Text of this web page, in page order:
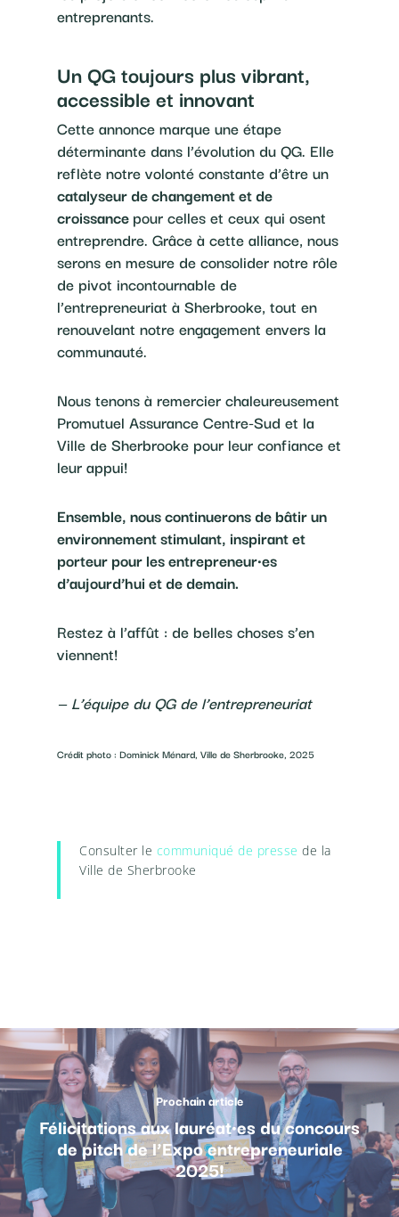
entreprenants.
Un QG toujours plus vibrant,
accessible et innovant
Cette annonce marque une étape
déterminante dans l’évolution du QG. Elle
reflète notre volonté constante d’être un
catalyseur de changement et de
croissancepour celles et ceux qui osent
entreprendre. Grâce à cette alliance, nous
serons en mesure de consolider notre rôle
de pivot incontournable de
l’entrepreneuriat à Sherbrooke, tout en
renouvelant notre engagement envers la
communauté.
Nous tenons à remercier chaleureusement
Promutuel Assurance Centre-Sud et la
Ville de Sherbrooke pour leur confiance et
leur appui!
Ensemble, nous continuerons de bâtir un
environnement stimulant, inspirant et
porteur pour les entrepreneur·es
d’aujourd’hui et de demain.
Restez à l’affût : de belles choses s’en
viennent!
— L’équipe du QG de l’entrepreneuriat
Crédit photo : Dominick Ménard, Ville de Sherbrooke, 2025
Consulter le communiqué de presse de la
Ville de Sherbrooke
Prochain article
Félicitations aux lauréat·es du concours
de pitch de l’Expo entrepreneuriale
2025!